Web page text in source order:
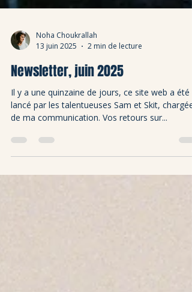
Noha Choukrallah
13 juin 2025
2 min de lecture
Newsletter, juin 2025
lancé par les talentueuses Sam et Skit, chargées